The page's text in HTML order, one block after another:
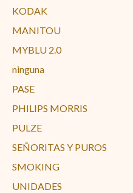
KODAK
MANITOU
MYBLU 2.0
ninguna
PASE
PHILIPS MORRIS
PULZE
SEÑORITAS Y PUROS
SMOKING
UNIDADES